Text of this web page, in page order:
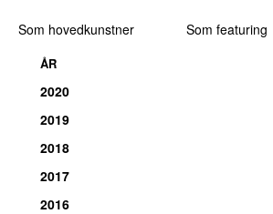
søn 26. mar 2017
Take It All
He Won’t Go
Som hovedkunstner Som featuring
ÅR
2020
2019
2018
2017
2016